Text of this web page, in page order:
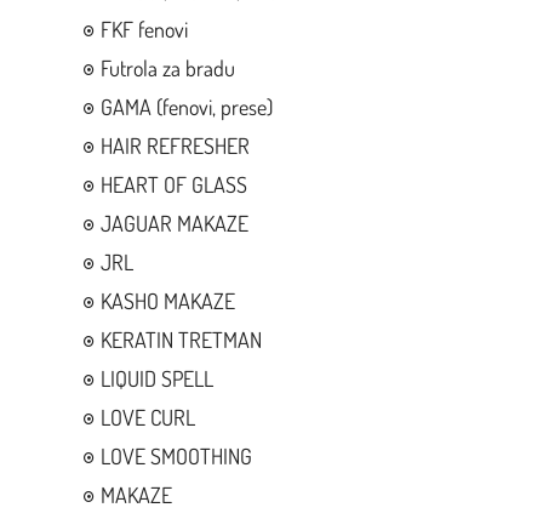
FKF fenovi
Futrola za bradu
GAMA (fenovi, prese)
HAIR REFRESHER
HEART OF GLASS
JAGUAR MAKAZE
JRL
KASHO MAKAZE
KERATIN TRETMAN
LIQUID SPELL
LOVE CURL
LOVE SMOOTHING
MAKAZE